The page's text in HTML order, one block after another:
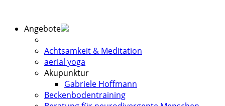
Angebote
Achtsamkeit & Meditation
aerial yoga
Akupunktur
Gabriele Hoffmann
Beckenbodentraining